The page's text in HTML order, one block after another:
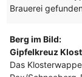
Brauerei
Berg im Bild:
Gipfelkreuz
Das